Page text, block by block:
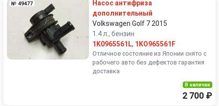
№ 49477
Насос антифриза
дополнительный
Volkswagen Golf 7 2015
1.4 л., бензин
1K0965561L, 1KO965561F
Отличное состояние из Японии снято с
рабочего авто без дефектов гарантия
доставка
В наличии
2 700 ₽